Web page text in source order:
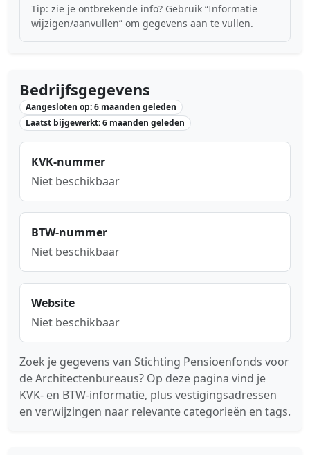
Tip: zie je ontbrekende info? Gebruik “Informatie
wijzigen/aanvullen” om gegevens aan te vullen.
Bedrijfsgegevens
Aangesloten op: 6 maanden geleden
Laatst bijgewerkt: 6 maanden geleden
KVK-nummer
Niet beschikbaar
BTW-nummer
Niet beschikbaar
Website
Niet beschikbaar
Zoek je gegevens van Stichting Pensioenfonds voor
de Architectenbureaus? Op deze pagina vind je
KVK- en BTW-informatie, plus vestigingsadressen
en verwijzingen naar relevante categorieën en tags.